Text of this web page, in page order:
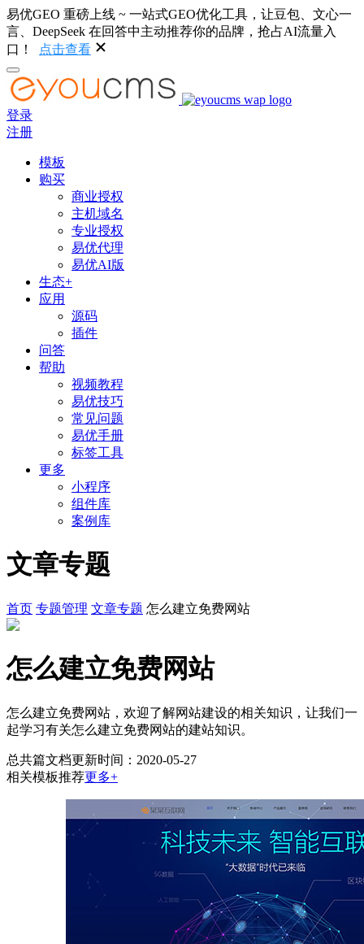
易优GEO 重磅上线 ~ 一站式GEO优化工具，让豆包、文心一
言、DeepSeek 在回答中主动推荐你的品牌，抢占AI流量入
口！
点击查看
登录
注册
模板
购买
商业授权
主机域名
专业授权
易优代理
易优AI版
生态+
应用
源码
插件
问答
帮助
视频教程
易优技巧
常见问题
易优手册
标签工具
更多
小程序
组件库
案例库
文章专题
首页 专题管理 文章专题 怎么建立免费网站
怎么建立免费网站
怎么建立免费网站，欢迎了解网站建设的相关知识，让我们一
起学习有关怎么建立免费网站的建站知识。
总共篇文档更新时间：2020-05-27
相关模板推荐更多+